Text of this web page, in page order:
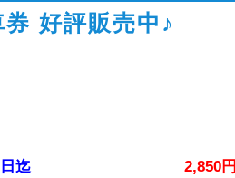
好評販売中♪
9月30日迄2,850円